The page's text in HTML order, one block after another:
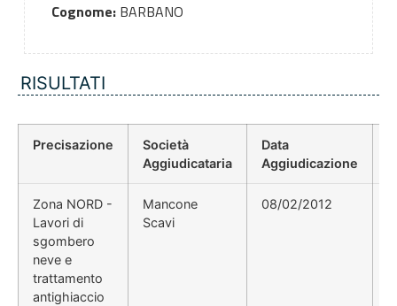
Cognome:BARBANO
RISULTATI
Precisazione
Società
Aggiudicataria
Data
Aggiudicazione
Zona NORD -
Lavori di
sgombero
neve e
trattamento
antighiaccio
Mancone
Scavi
08/02/2012